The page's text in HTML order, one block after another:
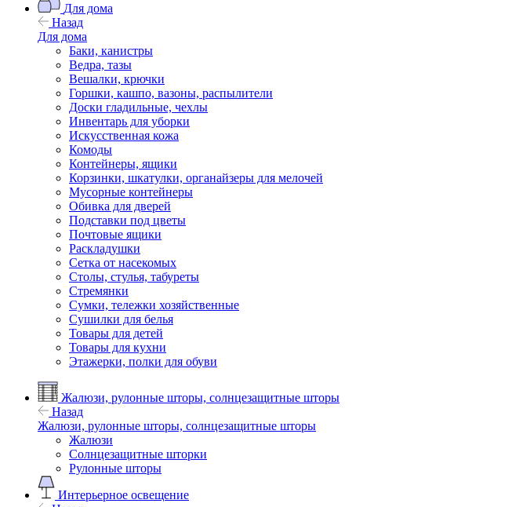
Для дома
Назад
Для дома
Баки, канистры
Ведра, тазы
Вешалки, крючки
Горшки, кашпо, вазоны, распылители
Доски гладильные, чехлы
Инвентарь для уборки
Искусственная кожа
Комоды
Контейнеры, ящики
Корзинки, шкатулки, органайзеры для мелочей
Мусорные контейнеры
Обивка для дверей
Подставки под цветы
Почтовые ящики
Раскладушки
Сетка от насекомых
Столы, стулья, табуреты
Стремянки
Сумки, тележки хозяйственные
Сушилки для белья
Товары для детей
Товары для кухни
Этажерки, полки для обуви
Жалюзи, рулонные шторы, солнцезащитные шторы
Назад
Жалюзи, рулонные шторы, солнцезащитные шторы
Жалюзи
Солнцезащитные шторки
Рулонные шторы
Интерьерное освещение